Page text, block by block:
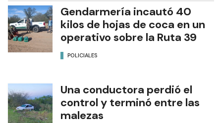
Gendarmería incautó 40
kilos de hojas de coca en un
operativo sobre la Ruta 39
POLICIALES
Una conductora perdió el
control y terminó entre las
malezas